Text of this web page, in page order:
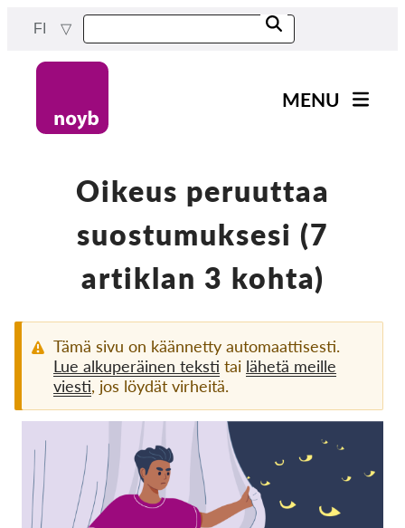
content
FI
MENU
Työmme
Projektit
Tapaukset DPA:ta kohti
Kaikki tapaukset
Exercise your rights!
Jäsenyys
Lahjoitukset
Sponsorointi
Oikeus peruuttaa
suostumuksesi (7
artiklan 3 kohta)
Tämä sivu on käännetty automaattisesti.
Lue alkuperäinen teksti tai lähetä meille
viesti, jos löydät virheitä.